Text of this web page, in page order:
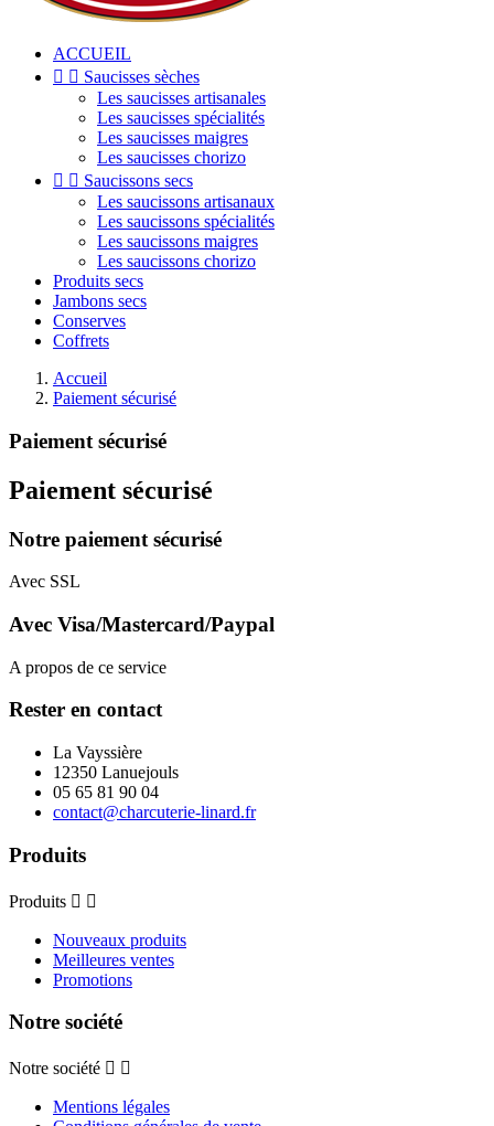
ACCUEIL
  Saucisses sèches
Les saucisses artisanales
Les saucisses spécialités
Les saucisses maigres
Les saucisses chorizo
  Saucissons secs
Les saucissons artisanaux
Les saucissons spécialités
Les saucissons maigres
Les saucissons chorizo
Produits secs
Jambons secs
Conserves
Coffrets
Accueil
Paiement sécurisé
Paiement sécurisé
Paiement sécurisé
Notre paiement sécurisé
Avec SSL
Avec Visa/Mastercard/Paypal
A propos de ce service
Rester en contact
La Vayssière
12350 Lanuejouls
05 65 81 90 04
contact@charcuterie-linard.fr
Produits
Produits  
Nouveaux produits
Meilleures ventes
Promotions
Notre société
Notre société  
Mentions légales